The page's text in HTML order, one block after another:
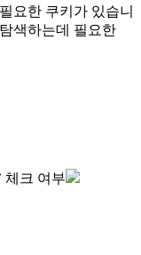
요한 쿠키가 있습니
색하는데 필요한
체크 여부